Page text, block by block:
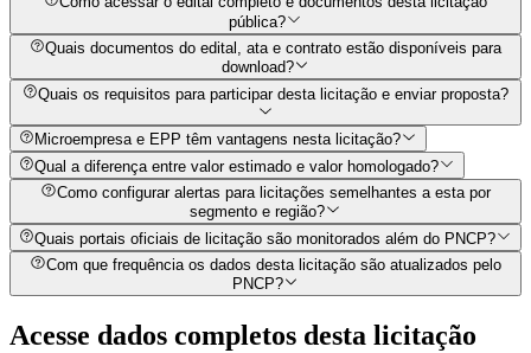
pública?
Quais documentos do edital, ata e contrato estão disponíveis para
download?
Quais os requisitos para participar desta licitação e enviar proposta?
Microempresa e EPP têm vantagens nesta licitação?
Qual a diferença entre valor estimado e valor homologado?
Como configurar alertas para licitações semelhantes a esta por
segmento e região?
Quais portais oficiais de licitação são monitorados além do PNCP?
Com que frequência os dados desta licitação são atualizados pelo
PNCP?
Acesse dados completos desta licitação